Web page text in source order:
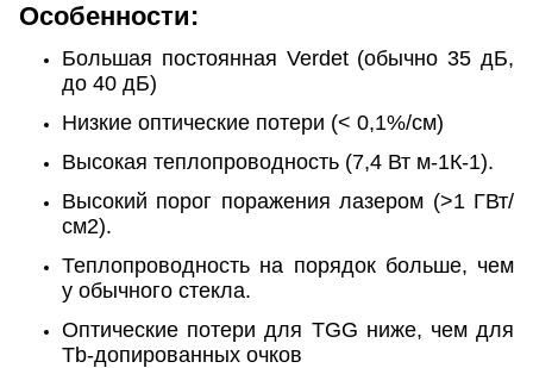
Особенности:
Большая постоянная Verdet (обычно 35 дБ,
до 40 дБ)
Низкие оптические потери (< 0,1%/см)
Высокая теплопроводность (7,4 Вт м-1К-1).
Высокий порог поражения лазером (>1 ГВт/
см2).
Теплопроводность на порядок больше, чем
у обычного стекла.
Оптические потери для TGG ниже, чем для
Tb-допированных очков